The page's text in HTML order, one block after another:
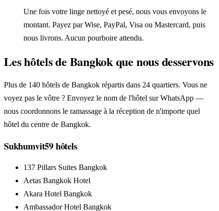
Une fois votre linge nettoyé et pesé, nous vous envoyons le
montant. Payez par Wise, PayPal, Visa ou Mastercard, puis
nous livrons. Aucun pourboire attendu.
Les hôtels de Bangkok que nous desservons
Plus de 140 hôtels de Bangkok répartis dans 24 quartiers. Vous ne
voyez pas le vôtre ? Envoyez le nom de l'hôtel sur WhatsApp —
nous coordonnons le ramassage à la réception de n'importe quel
hôtel du centre de Bangkok.
Sukhumvit59hôtels
137 Pillars Suites Bangkok
Aetas Bangkok Hotel
Akara Hotel Bangkok
Ambassador Hotel Bangkok